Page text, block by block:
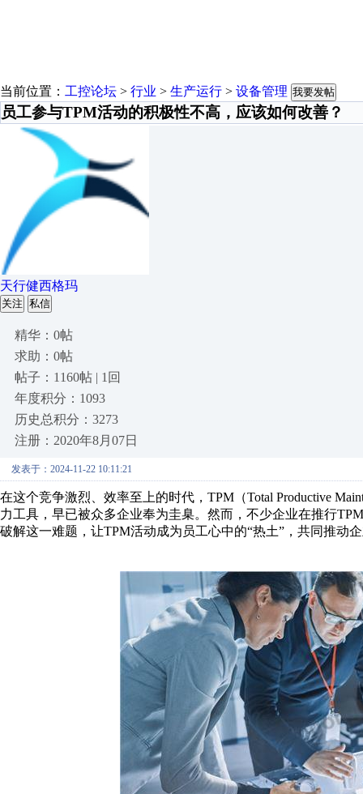
当前位置： 工控论坛 > 行业 > 生产运行 > 设备管理 我要发帖
员工参与TPM活动的积极性不高，应该如何改善？
天行健西格玛
关注 私信
精华：0帖
求助：0帖
帖子：1160帖 | 1回
年度积分：1093
历史总积分：3273
注册：2020年8月07日
发表于：2024-11-22 10:11:21
在这个竞争激烈、效率至上的时代，TPM（Total Productive
力工具，早已被众多企业奉为圭臬。然而，不少企业在推行
破解这一难题，让TPM活动成为员工心中的“热土”，共同推动